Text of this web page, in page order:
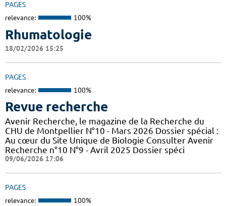
PAGES
relevance: 100%
Rhumatologie
18/02/2026 15:25
PAGES
relevance: 100%
Revue recherche
Avenir Recherche, le magazine de la Recherche du
CHU de Montpellier N°10 - Mars 2026 Dossier spécial :
Au cœur du Site Unique de Biologie Consulter Avenir
Recherche n°10 N°9 - Avril 2025 Dossier spéci
09/06/2026 17:06
PAGES
relevance: 100%